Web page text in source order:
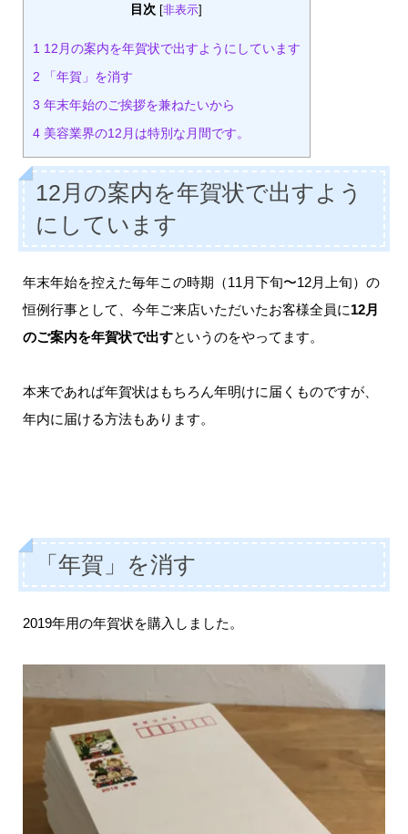
目次 [非表示]
1 12月の案内を年賀状で出すようにしています
2 「年賀」を消す
3 年末年始のご挨拶を兼ねたいから
4美容業界の12月は特別な月間です。
12月の案内を年賀状で出すよう
にしています
年末年始を控えた毎年この時期（11月下旬〜12月上旬）の
恒例行事として、今年ご来店いただいたお客様全員に12月
のご案内を年賀状で出すというのをやってます。
本来であれば年賀状はもちろん年明けに届くものですが、
年内に届ける方法もあります。
「年賀」を消す
2019年用の年賀状を購入しました。